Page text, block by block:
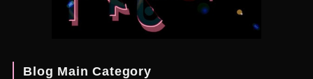
Blog Main Category